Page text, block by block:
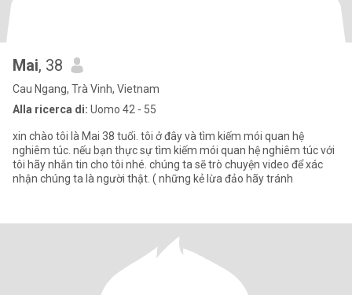
Mai, 38
Cau Ngang, Trà Vinh, Vietnam
Alla ricerca di: Uomo 42 - 55
xin chào tôi là Mai 38 tuổi. tôi ở đây và tìm kiếm mói quan hệ
nghiêm túc. nếu bạn thực sự tìm kiếm mói quan hệ nghiêm túc với
tôi hãy nhắn tin cho tôi nhé. chúng ta sẽ trò chuyện video để xác
nhận chúng ta là người thật. ( những kẻ lừa đảo hãy tránh